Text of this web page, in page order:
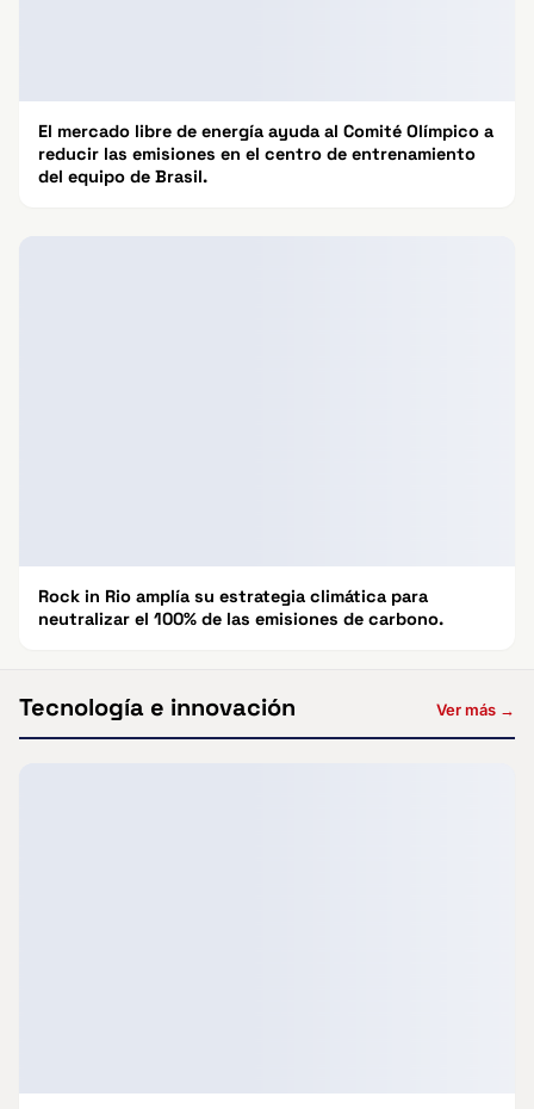
El mercado libre de energía ayuda al Comité Olímpico a
reducir las emisiones en el centro de entrenamiento
del equipo de Brasil.
Rock in Rio amplía su estrategia climática para
neutralizar el 100% de las emisiones de carbono.
Tecnología e innovación Ver más →